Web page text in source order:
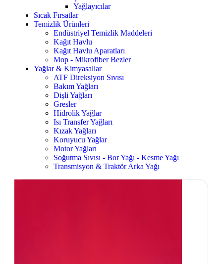
Yağlayıcılar
Sıcak Fırsatlar
Temizlik Ürünleri
Endüstriyel Temizlik Maddeleri
Kağıt Havlu
Kağıt Havlu Aparatları
Mop - Mikrofiber Bezler
Yağlar & Kimyasallar
ATF Direksiyon Sıvısı
Bakım Yağları
Dişli Yağları
Gresler
Hidrolik Yağlar
Isı Transfer Yağları
Kızak Yağları
Koruyucu Yağlar
Motor Yağları
Soğutma Sıvısı - Bor Yağı - Kesme Yağı
Transmisyon & Traktör Arka Yağı